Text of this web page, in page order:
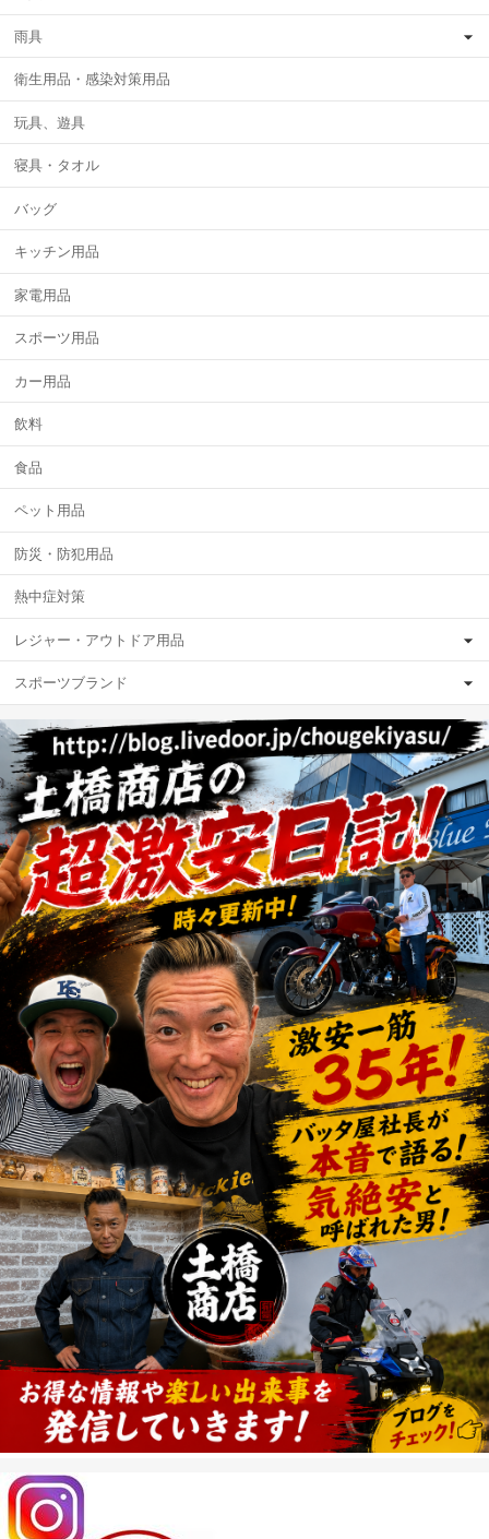
雨具
衛生用品・感染対策用品
玩具、遊具
寝具・タオル
バッグ
キッチン用品
家電用品
スポーツ用品
カー用品
飲料
食品
ペット用品
防災・防犯用品
熱中症対策
レジャー・アウトドア用品
スポーツブランド